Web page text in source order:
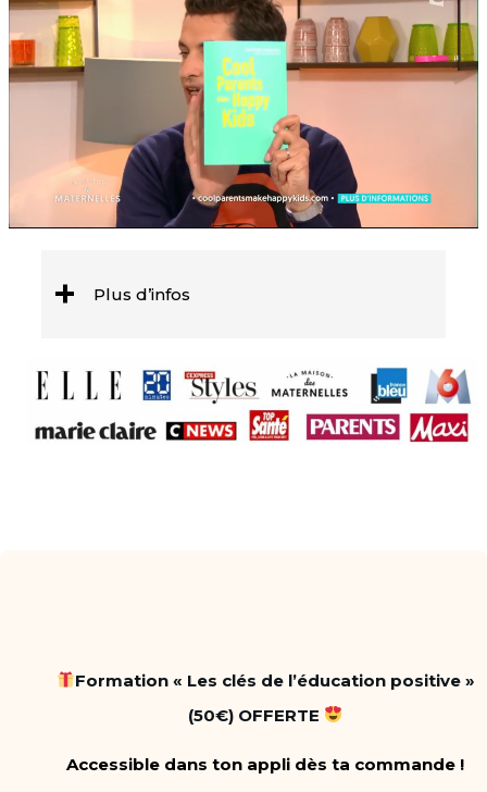
Plus d’infos
Formation « Les clés de l’éducation positive »
(50€) OFFERTE
Accessible dans ton appli dès ta commande !